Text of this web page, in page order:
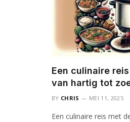
Een culinaire
van hartig tot
BY CHRIS MEI 11, 2025
Een culinaire reis met